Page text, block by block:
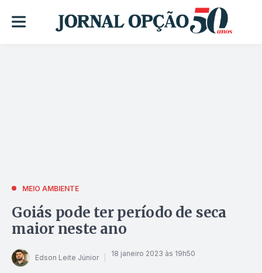
MEIO AMBIENTE
Goiás pode ter período de seca
maior neste ano
Edson Leite Júnior 18 janeiro 2023 às 19h50